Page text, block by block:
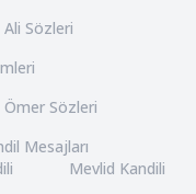
Sözleri
Ömer Sözleri
Mesajları
Mevlid Kandili